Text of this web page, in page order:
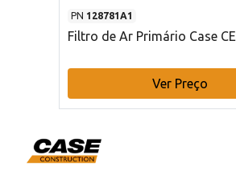
PN 128781A1
Filtro de Ar Primário Case CE
Ver Preço